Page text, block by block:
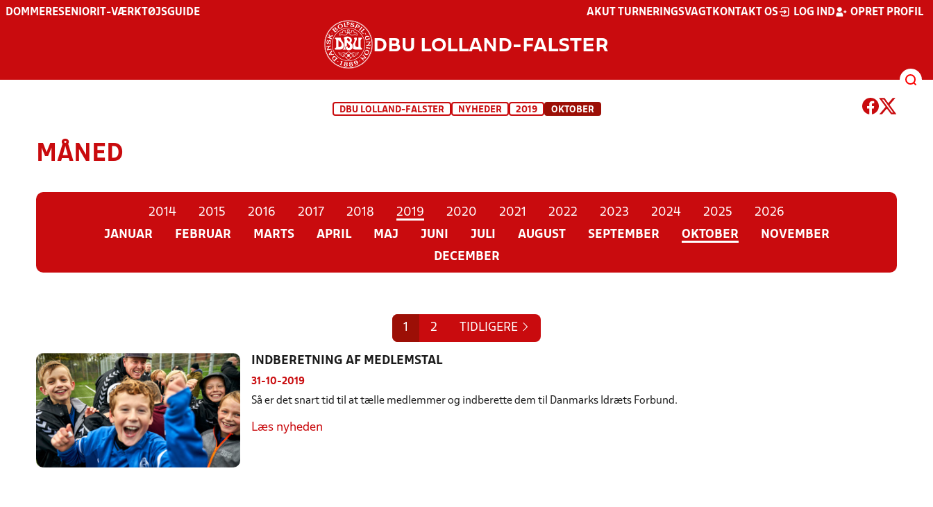
DOMMERESENIOR IT-VÆRKTØJSGUIDE AKUT TURNERINGSVAGT KONTAKT OS LOG IND OPRET PROFIL
DBU LOLLAND-FALSTER
DBU LOLLAND-FALSTER NYHEDER 2019 OKTOBER
MÅNED
2014 2015 2016 2017 2018 2019 2020 2021 2022 2023 2024 2025
2026
JANUAR
FEBRUAR MARTS APRIL MAJ JUNI JULI AUGUST SEPTEMBER OKTOBER
NOVEMBER
DECEMBER
1 2 TIDLIGERE
INDBERETNING AF MEDLEMSTAL
31-10-2019
Så er det snart tid til at tælle medlemmer og indberette dem til Danmarks Idræts Forbund.
Læs nyheden